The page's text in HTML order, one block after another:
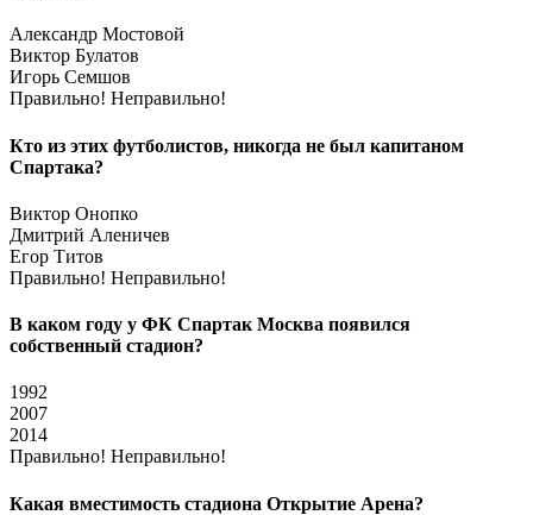
Александр Мостовой
Виктор Булатов
Игорь Семшов
Правильно! Неправильно!
Кто из этих футболистов, никогда не был капитаном
Спартака?
Виктор Онопко
Дмитрий Аленичев
Егор Титов
Правильно! Неправильно!
В каком году у ФК Спартак Москва появился
собственный стадион?
1992
2007
2014
Правильно! Неправильно!
Какая вместимость стадиона Открытие Арена?